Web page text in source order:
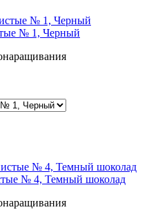
№ 1, Черный
№ 4, Темный шоколад